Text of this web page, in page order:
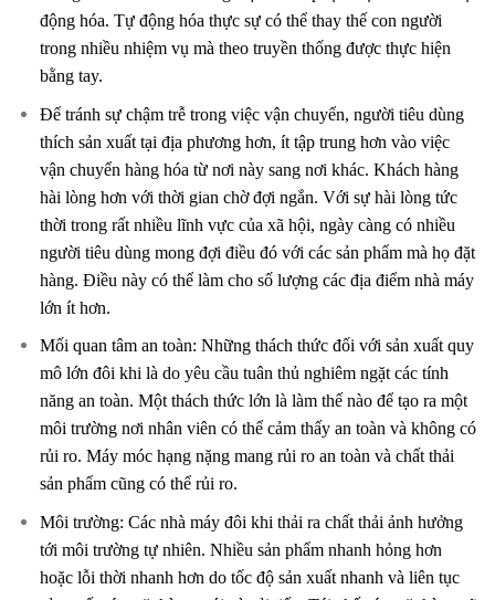
động hóa. Tự động hóa thực sự có thể thay thế con người
trong nhiều nhiệm vụ mà theo truyền thống được thực hiện
bằng tay.
Để tránh sự chậm trễ trong việc vận chuyển, người tiêu dùng
thích sản xuất tại địa phương hơn, ít tập trung hơn vào việc
vận chuyển hàng hóa từ nơi này sang nơi khác. Khách hàng
hài lòng hơn với thời gian chờ đợi ngắn. Với sự hài lòng tức
thời trong rất nhiều lĩnh vực của xã hội, ngày càng có nhiều
người tiêu dùng mong đợi điều đó với các sản phẩm mà họ đặt
hàng. Điều này có thể làm cho số lượng các địa điểm nhà máy
lớn ít hơn.
Mối quan tâm an toàn: Những thách thức đối với sản xuất quy
mô lớn đôi khi là do yêu cầu tuân thủ nghiêm ngặt các tính
năng an toàn. Một thách thức lớn là làm thế nào để tạo ra một
môi trường nơi nhân viên có thể cảm thấy an toàn và không có
rủi ro. Máy móc hạng nặng mang rủi ro an toàn và chất thải
sản phẩm cũng có thể rủi ro.
Môi trường: Các nhà máy đôi khi thải ra chất thải ảnh hưởng
tới môi trường tự nhiên. Nhiều sản phẩm nhanh hỏng hơn
hoặc lỗi thời nhanh hơn do tốc độ sản xuất nhanh và liên tục